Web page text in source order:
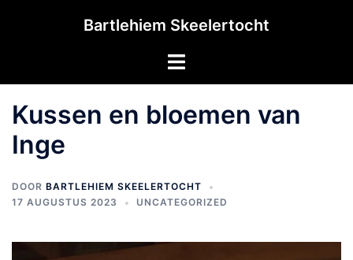
Bartlehiem Skeelertocht
Toggle
Kussen en bloemen van
Inge
DOOR BARTLEHIEM SKEELERTOCHT
17 AUGUSTUS 2023
UNCATEGORIZED